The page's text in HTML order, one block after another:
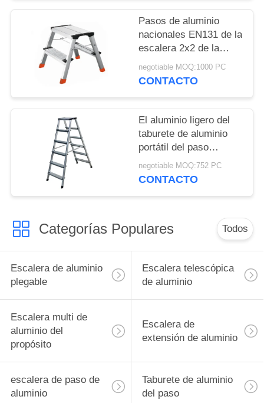
Pasos de aluminio
nacionales EN131 de la
escalera 2x2 de la
plataforma certificados
negotiable MOQ:1000 PC
CONTACTO
El aluminio ligero del
taburete de aluminio
portátil del paso
camina los pasos 2x6
negotiable MOQ:752 PC
CONTACTO
Categorías Populares Todos
Escalera de aluminio
plegable
Escalera telescópica
de aluminio
Escalera multi de
aluminio del
propósito
Escalera de
extensión de aluminio
escalera de paso de
aluminio
Taburete de aluminio
del paso